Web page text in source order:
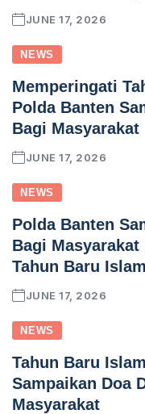
JUNE 17, 2026
NEWS
Memperingati
Polda Banten
Bagi Masyarakat
JUNE 17, 2026
NEWS
Polda Banten
Bagi
Tahun Baru
JUNE 17, 2026
NEWS
Tahun Baru
Sampaikan Doa
Masyarakat